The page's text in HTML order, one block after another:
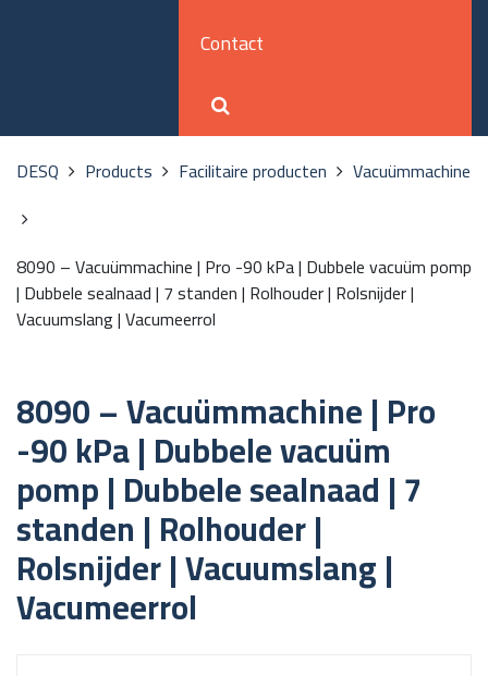
Contact
DESQ Products Facilitaire producten Vacuümmachine
8090 – Vacuümmachine | Pro -90 kPa | Dubbele vacuüm pomp
| Dubbele sealnaad | 7 standen | Rolhouder | Rolsnijder |
Vacuumslang | Vacumeerrol
8090 – Vacuümmachine | Pro
-90 kPa | Dubbele vacuüm
pomp | Dubbele sealnaad | 7
standen | Rolhouder |
Rolsnijder | Vacuumslang |
Vacumeerrol